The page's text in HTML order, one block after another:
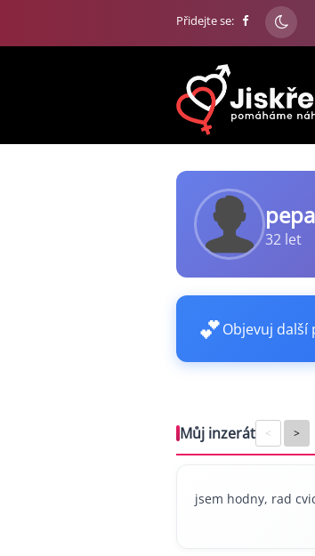
Přidejte se:
32 let
💕Objevuj další
Můj inzerát < >
jsem hodny, rad